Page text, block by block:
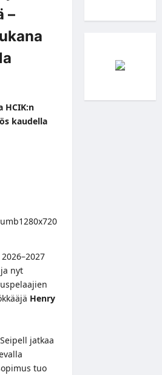
–
HCIK:n
kaudella
nyt
Henry
jatkaa
tuo